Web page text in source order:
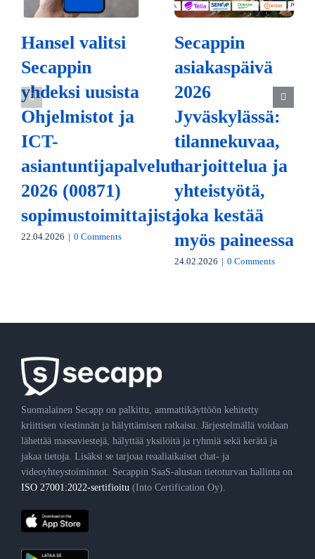
Hansel valitsi
Secappin
yhdeksi uusista
Ohjelmistot ja
ICT-
asiantuntijapalvelut
2026 (00871)
sopimustoimittajista
22.04.2026 | 0 Comments
Secappin
asiakaspäivä
2026
Jyväskylässä:
tilannekuvaa,
harjoittelua ja
yhteistyötä,
joka kestää
myös paineessa
24.02.2026 | 0 Comments
Suomalainen Secapp on palkittu, ammattikäyttöön kehitetty
kriittisen viestinnän ja hälyttämisen ratkaisu. Järjestelmällä voidaan
lähettää massaviestejä, hälyttää yksilöitä ja ryhmiä sekä kerätä ja
jakaa tietoja. Lisäksi se tarjoaa reaaliaikaiset chat- ja
videoyhteystoiminnot. Secappin SaaS-alustan tietoturvan hallinta on
ISO 27001:2022-sertifioitu(Into Certification Oy).